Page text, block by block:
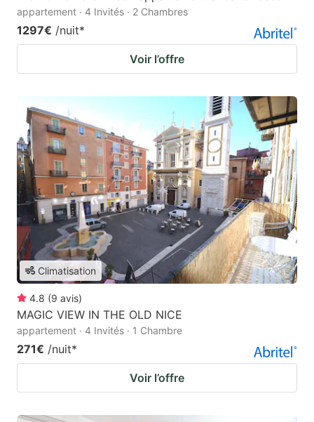
appartement · 4 Invités · 2 Chambres
1297€ /nuit*
Voir l’offre
Climatisation
4.8 (9 avis)
MAGIC VIEW IN THE OLD NICE
appartement · 4 Invités · 1 Chambre
271€ /nuit*
Voir l’offre